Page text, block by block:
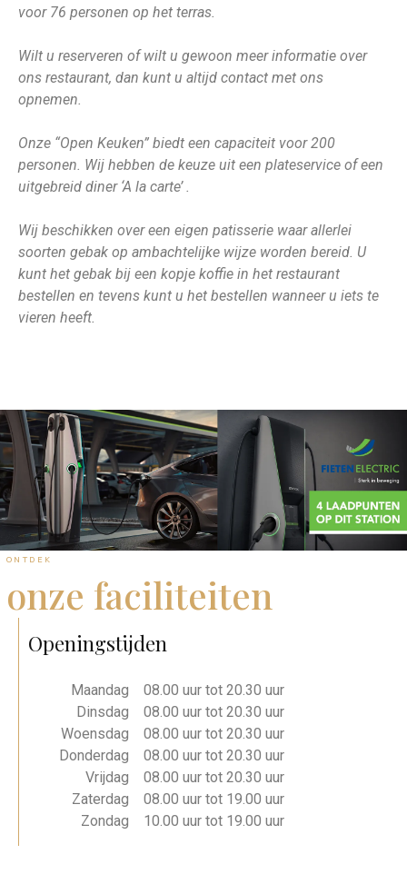
voor 76 personen op het terras.
Wilt u reserveren of wilt u gewoon meer informatie over
ons restaurant, dan kunt u altijd contact met ons
opnemen.
Onze “Open Keuken” biedt een capaciteit voor 200
personen. Wij hebben de keuze uit een plateservice of een
uitgebreid diner ‘A la carte’ .
Wij beschikken over een eigen patisserie waar allerlei
soorten gebak op ambachtelijke wijze worden bereid. U
kunt het gebak bij een kopje koffie in het restaurant
bestellen en tevens kunt u het bestellen wanneer u iets te
vieren heeft.
ONTDEK
onze faciliteiten
Openingstijden
Maandag
Dinsdag
Woensdag
Donderdag
Vrijdag
Zaterdag
Zondag
Openingstijden
08.00 uur tot 20.30 uur
08.00 uur tot 20.30 uur
08.00 uur tot 20.30 uur
08.00 uur tot 20.30 uur
08.00 uur tot 20.30 uur
08.00 uur tot 19.00 uur
10.00 uur tot 19.00 uur